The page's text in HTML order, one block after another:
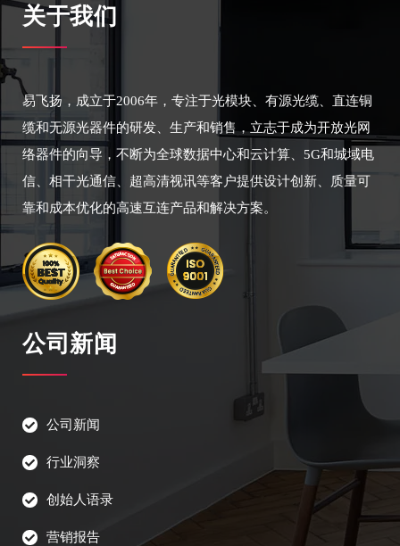
关于我们
易飞扬，成立于2006年，专注于光模块、有源光缆、直连铜
缆和无源光器件的研发、生产和销售，立志于成为开放光网
络器件的向导，不断为全球数据中心和云计算、5G和城域电
信、相干光通信、超高清视讯等客户提供设计创新、质量可
靠和成本优化的高速互连产品和解决方案。
公司新闻
公司新闻
行业洞察
创始人语录
营销报告